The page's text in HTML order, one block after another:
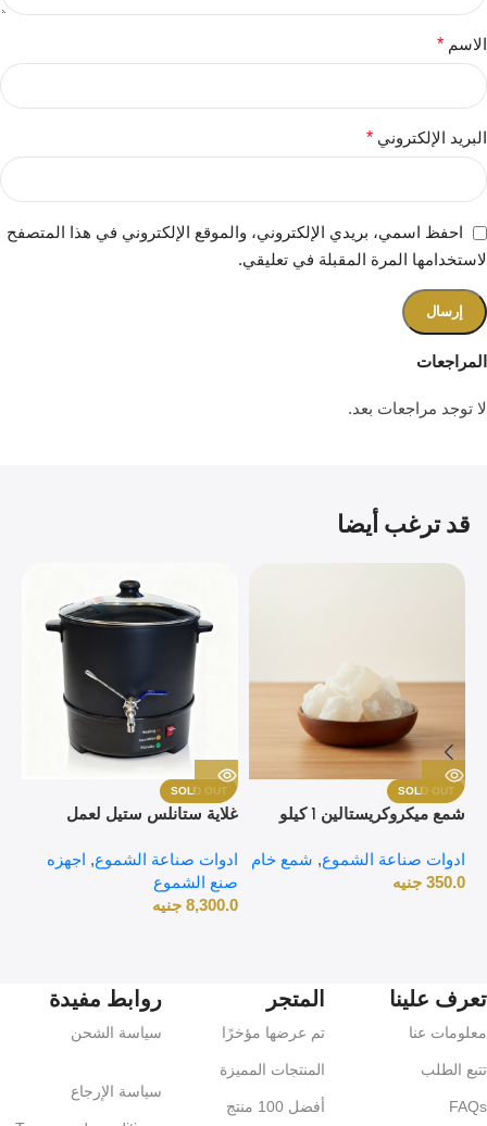
المراجعات
لا توجد مراجعات بعد.
الاسم *
البريد الإلكتروني *
احفظ اسمي، بريدي الإلكتروني، والموقع الإلكتروني في هذا المتصفح
لاستخدامها المرة المقبلة في تعليقي.
قد ترغب أيضا
SOLD OUT
شمع ميكروكريستالين 1 كيلو
للأشغال اليدوية وصناعة الشموع
ادوات صناعة الشموع, شمع خام
350.0 جنيه
SOLD OUT
غلاية ستانلس ستيل لعمل
ادوات صناعة الشموع, اجهزه
صنع الشموع
8,300.0 جنيه
تعرف علينا
معلومات عنا
تتبع الطلب
FAQs
المتجر
تم عرضها مؤخرًا
المنتجات المميزة
أفضل 100 منتج
روابط مفيدة
سياسة الشحن
سياسة الإرجاع